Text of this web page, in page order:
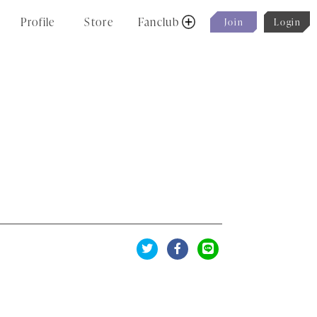
Profile Store Fanclub Join Login